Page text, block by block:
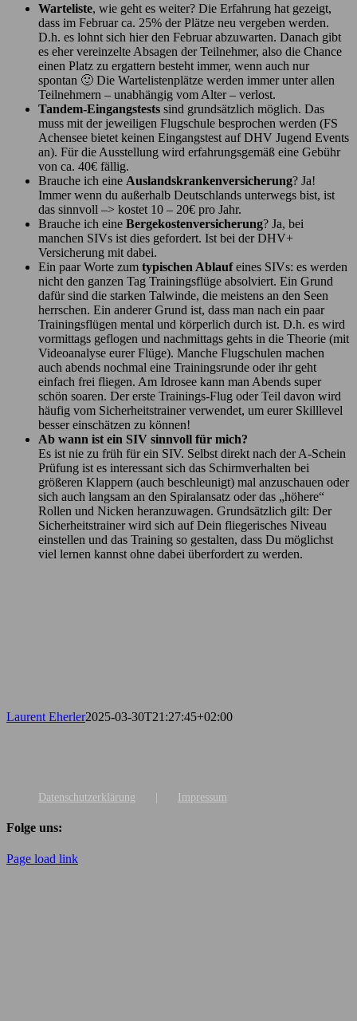
Warteliste, wie geht es weiter? Die Erfahrung hat gezeigt,
dass im Februar ca. 25% der Plätze neu vergeben werden.
D.h. es lohnt sich hier den Februar abzuwarten. Danach gibt
es eher vereinzelte Absagen der Teilnehmer, also die Chance
einen Platz zu ergattern besteht immer, wenn auch nur
spontan 🙂 Die Wartelistenplätze werden immer unter allen
Teilnehmern – unabhängig vom Alter – verlost.
Tandem-Eingangstests sind grundsätzlich möglich. Das
muss mit der jeweiligen Flugschule besprochen werden (FS
Achensee bietet keinen Eingangstest auf DHV Jugend Events
an). Für die Ausstellung wird erfahrungsgemäß eine Gebühr
von ca. 40€ fällig.
Brauche ich eine Auslandskrankenversicherung? Ja!
Immer wenn du außerhalb Deutschlands unterwegs bist, ist
das sinnvoll –> kostet 10 – 20€ pro Jahr.
Brauche ich eine Bergekostenversicherung? Ja, bei
manchen SIVs ist dies gefordert. Ist bei der DHV+
Versicherung mit dabei.
Ein paar Worte zum typischen Ablaufeines SIVs: es werden
nicht den ganzen Tag Trainingsflüge absolviert. Ein Grund
dafür sind die starken Talwinde, die meistens an den Seen
herrschen. Ein anderer Grund ist, dass man nach ein paar
Trainingsflügen mental und körperlich durch ist. D.h. es wird
vormittags geflogen und nachmittags gehts in die Theorie (mit
Videoanalyse eurer Flüge). Manche Flugschulen machen
auch abends nochmal eine Trainingsrunde oder ihr geht
einfach frei fliegen. Am Idrosee kann man Abends super
schön soaren. Der erste Trainings-Flug oder Teil davon wird
häufig vom Sicherheitstrainer verwendet, um eurer Skilllevel
besser einschätzen zu können!
Ab wann ist ein SIV sinnvoll für mich?
Es ist nie zu früh für ein SIV. Selbst direkt nach der A-Schein
Prüfung ist es interessant sich das Schirmverhalten bei
größeren Klappern (auch beschleunigt) mal anzuschauen oder
sich auch langsam an den Spiralansatz oder das „höhere“
Rollen und Nicken heranzuwagen. Grundsätzlich gilt: Der
Sicherheitstrainer wird sich auf Dein fliegerisches Niveau
einstellen und das Training so gestalten, dass Du möglichst
viel lernen kannst ohne dabei überfordert zu werden.
Laurent Eherler2025-03-30T21:27:45+02:00
Datenschutzerklärung Impressum
Folge uns:
Page load link